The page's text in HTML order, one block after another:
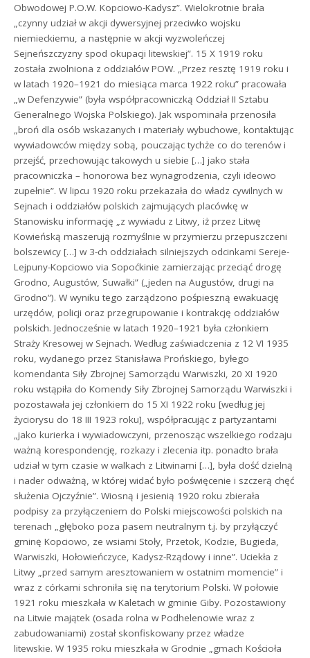
Obwodowej P.O.W. Kopciowo-Kadysz”. Wielokrotnie brała
„czynny udział w akcji dywersyjnej przeciwko wojsku
niemieckiemu, a następnie w akcji wyzwoleńczej
Sejneńszczyzny spod okupacji litewskiej”. 15 X 1919 roku
została zwolniona z oddziałów POW. „Przez resztę 1919 roku i
w latach 1920–1921 do miesiąca marca 1922 roku” pracowała
„w Defenzywie” (była współpracowniczką Oddział II Sztabu
Generalnego Wojska Polskiego). Jak wspominała przenosiła
„broń dla osób wskazanych i materiały wybuchowe, kontaktując
wywiadowców między sobą, pouczając tychże co do terenów i
przejść, przechowując takowych u siebie […] jako stała
pracowniczka – honorowa bez wynagrodzenia, czyli ideowo
zupełnie”. W lipcu 1920 roku przekazała do władz cywilnych w
Sejnach i oddziałów polskich zajmujących placówkę w
Stanowisku informację „z wywiadu z Litwy, iż przez Litwę
Kowieńską maszerują rozmyślnie w przymierzu przepuszczeni
bolszewicy […] w 3-ch oddziałach silniejszych odcinkami Sereje-
Lejpuny-Kopciowo via Sopoćkinie zamierzając przeciąć drogę
Grodno, Augustów, Suwałki” („jeden na Augustów, drugi na
Grodno”). W wyniku tego zarządzono pośpieszną ewakuację
urzędów, policji oraz przegrupowanie i kontrakcję oddziałów
polskich. Jednocześnie w latach 1920–1921 była członkiem
Straży Kresowej w Sejnach. Według zaświadczenia z 12 VI 1935
roku, wydanego przez Stanisława Prońskiego, byłego
komendanta Siły Zbrojnej Samorządu Warwiszki, 20 XI 1920
roku wstąpiła do Komendy Siły Zbrojnej Samorządu Warwiszki i
pozostawała jej członkiem do 15 XI 1922 roku [według jej
życiorysu do 18 III 1923 roku], współpracując z partyzantami
„jako kurierka i wywiadowczyni, przenosząc wszelkiego rodzaju
ważną korespondencję, rozkazy i zlecenia itp. ponadto brała
udział w tym czasie w walkach z Litwinami […], była dość dzielną
i nader odważną, w której widać było poświęcenie i szczerą chęć
służenia Ojczyźnie”. Wiosną i jesienią 1920 roku zbierała
podpisy za przyłączeniem do Polski miejscowości polskich na
terenach „głęboko poza pasem neutralnym t.j. by przyłączyć
gminę Kopciowo, ze wsiami Stoły, Przetok, Kodzie, Bugieda,
Warwiszki, Hołowieńczyce, Kadysz-Rządowy i inne”. Uciekła z
Litwy „przed samym aresztowaniem w ostatnim momencie” i
wraz z córkami schroniła się na terytorium Polski. W połowie
1921 roku mieszkała w Kaletach w gminie Giby. Pozostawiony
na Litwie majątek (osada rolna w Podhelenowie wraz z
zabudowaniami) został skonfiskowany przez władze
litewskie. W 1935 roku mieszkała w Grodnie „gmach Kościoła